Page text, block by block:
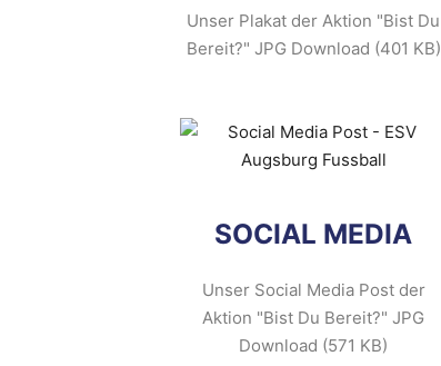
Unser Plakat der Aktion "Bist Du
Bereit?" JPG Download (401 KB)
SOCIAL MEDIA
Unser Social Media Post der
Aktion "Bist Du Bereit?" JPG
Download (571 KB)